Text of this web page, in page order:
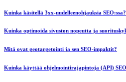
Kuinka käsitellä 3xx-uudelleenohjauksia SEO:ssa?
Kuinka optimoida sivuston nopeutta ja
Mitä ovat geotargetointi ja sen SEO-impaktit?
Kuinka käyttää ohjelmointirajapintoja (API)